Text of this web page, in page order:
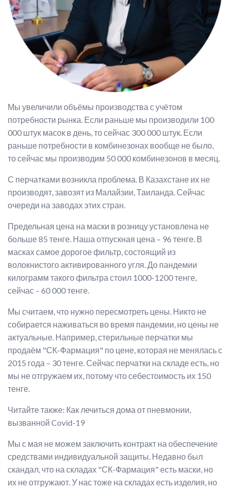
Мы увеличили объёмы производства с учётом
потребности рынка. Если раньше мы производили 100
000 штук масок в день, то сейчас 300 000 штук. Если
раньше потребности в комбинезонах вообще не было,
то сейчас мы производим 50 000 комбинезонов в месяц.
С перчатками возникла проблема. В Казахстане их не
производят, завозят из Малайзии, Таиланда. Сейчас
очереди на заводах этих стран.
Предельная цена на маски в розницу установлена не
больше 85 тенге. Наша отпускная цена – 96 тенге. В
масках самое дорогое фильтр, состоящий из
волокнистого активированного угля. До пандемии
килограмм такого фильтра стоил 1000-1200 тенге,
сейчас – 60 000 тенге.
Мы считаем, что нужно пересмотреть цены. Никто не
собирается наживаться во время пандемии, но цены не
актуальные. Например, стерильные перчатки мы
продаём "СК-Фармация" по цене, которая не менялась с
2015 года – 30 тенге. Сейчас перчатки на складе есть, но
мы не отгружаем их, потому что себестоимость их 150
тенге.
Читайте также: Как лечиться дома от пневмонии,
вызванной Covid-19
Мы с мая не можем заключить контракт на обеспечение
средствами индивидуальной защиты. Недавно был
скандал, что на складах "СК-Фармация" есть маски, но
их не отгружают. У нас тоже на складах есть изделия, но